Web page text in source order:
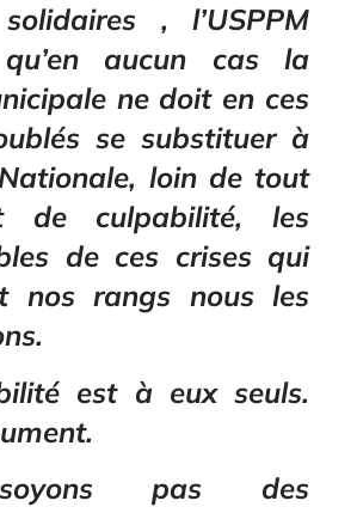
, l’USPPM
aucun cas la
ne doit en ces
se substituer à
loin de tout
de culpabilité, les
de ces crises qui
nos rangs nous les
est à eux seuls.
pas des